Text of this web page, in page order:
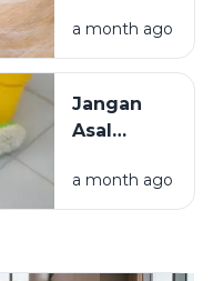
Kenali
Penyebab
Mengatasinya
a month ago
Jangan
Asal
Bahan
Pembersih
a month ago